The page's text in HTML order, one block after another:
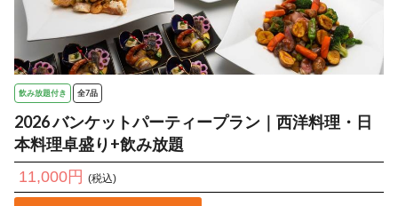
飲み放題付き 全7品
2026 バンケットパーティープラン｜西洋料理・日
本料理卓盛り+飲み放題
11,000円 (税込)